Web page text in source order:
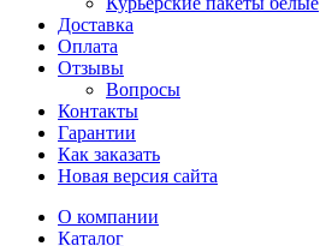
Доставка
Оплата
Отзывы
Вопросы
Контакты
Гарантии
Как заказать
Новая версия сайта
О компании
Каталог